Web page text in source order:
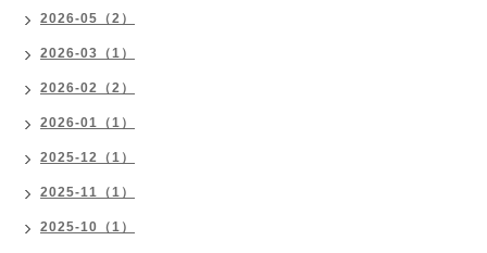
2026-05（2）
2026-03（1）
2026-02（2）
2026-01（1）
2025-12（1）
2025-11（1）
2025-10（1）